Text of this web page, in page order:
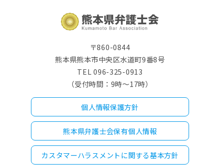
〒860-0844
熊本県熊本市中央区水道町9番8号
TEL 096-325-0913
（受付時間：9時～17時）
個人情報保護方針
熊本県弁護士会保有個人情報
カスタマーハラスメントに関する基本方針